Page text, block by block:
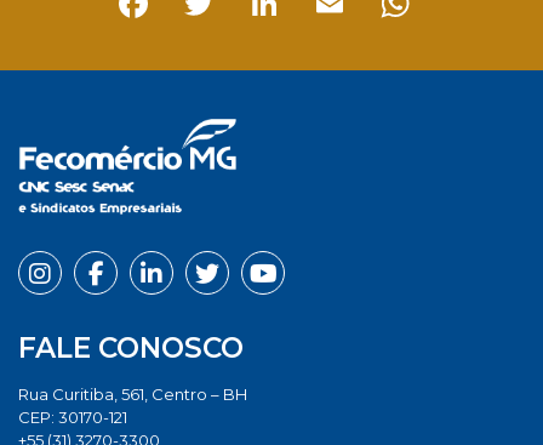
FALE CONOSCO
Rua Curitiba, 561, Centro – BH
CEP: 30170-121
+55 (31) 3270-3300